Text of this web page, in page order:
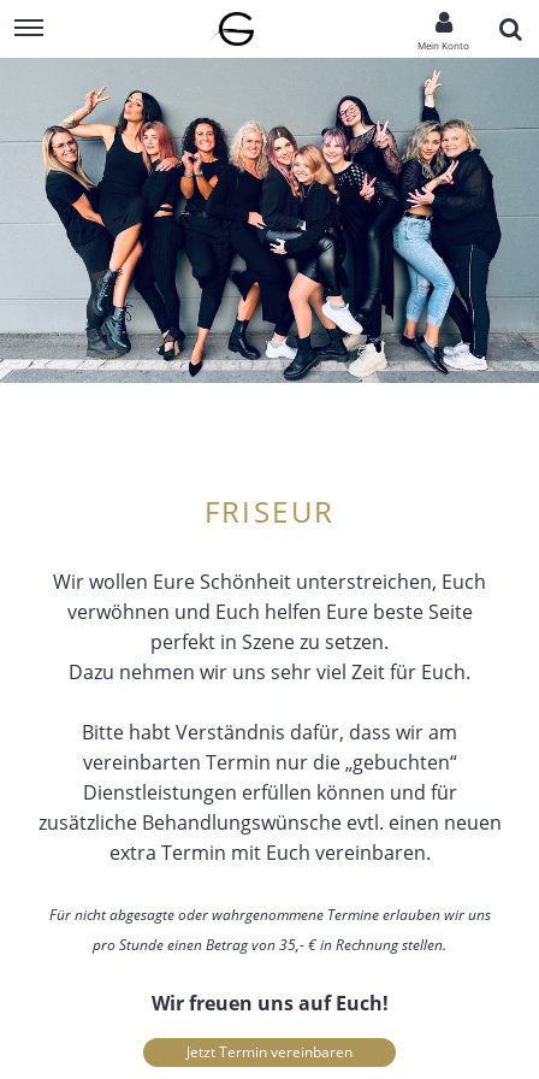
Mein Konto
FRISEUR
Wir wollen Eure Schönheit unterstreichen, Euch
verwöhnen und Euch helfen Eure beste Seite
perfekt in Szene zu setzen.
Dazu nehmen wir uns sehr viel Zeit für Euch.
Bitte habt Verständnis dafür, dass wir am
vereinbarten Termin nur die „gebuchten“
Dienstleistungen erfüllen können und für
zusätzliche Behandlungswünsche evtl. einen neuen
extra Termin mit Euch vereinbaren.
Für nicht abgesagte oder wahrgenommene Termine erlauben wir uns
pro Stunde einen Betrag von 35,- € in Rechnung stellen.
Wir freuen uns auf Euch!
Jetzt Termin vereinbaren